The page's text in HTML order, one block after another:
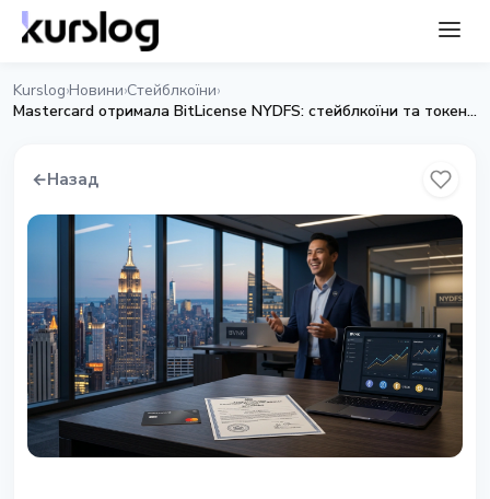
Kurslog›Новини›Стейблкоїни›
Mastercard отримала BitLicense NYDFS: стейблкоїни та токенізовані депозити
←Назад